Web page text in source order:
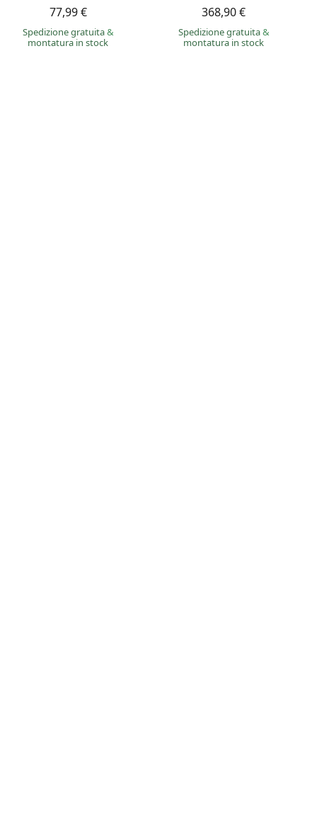
77,99 €
Spedizione gratuita&
montatura in stock
368,90 €
Spedizione gratuita&
montatura in stock